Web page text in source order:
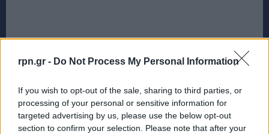
rpn.gr - Do Not Process My Personal Information
If you wish to opt-out of the sale, sharing to third parties, or
processing of your personal or sensitive information for
targeted advertising by us, please use the below opt-out
section to confirm your selection. Please note that after your